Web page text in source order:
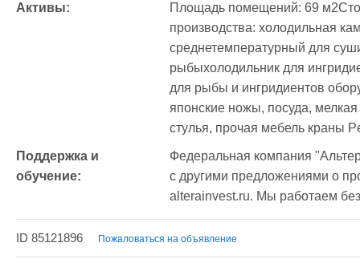
Активы:
Площадь помещений: 69
производства: холодильная
среднетемпературный для
рыбыхолодильник для
для рыбы и ингридиентов
японские ножы, посуда,
стулья, прочая мебель краны
Поддержка и
обучение:
Федеральная компания
с другими предложениями о
alterainvest.ru. Мы работаем
ID 85121896 Пожаловаться на объявление